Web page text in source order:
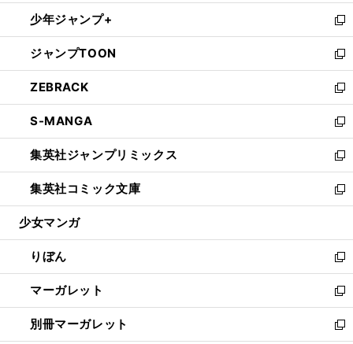
く
ウ
で
開
く
ン
ド
ウ
で
開
く
ウ
ィ
ン
ド
ウ
で
開
く
し
い
ウ
ィ
ン
ド
ウ
で
開
く
少年ジャンプ+
新
し
い
ウ
ィ
ン
ド
ウ
で
開
く
ジャンプTOON
新
し
い
ウ
ィ
ン
ド
ウ
で
開
ZEBRACK
新
し
い
ウ
ィ
ン
ド
ウ
開
く
S-MANGA
新
し
い
ウ
ィ
ン
ウ
で
開
く
集英社ジャンプリミックス
新
し
い
ウ
ン
ド
ウ
で
開
く
集英社コミック文庫
新
し
ウ
ィ
ン
ド
ウ
で
開
少女マンガ
りぼん
新
し
い
ウ
ィ
マーガレット
新
し
い
別冊マーガレット
新